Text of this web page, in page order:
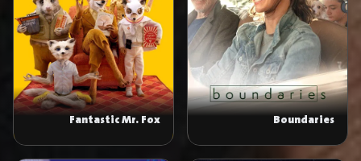
Boundaries
Fantastic Mr. Fox